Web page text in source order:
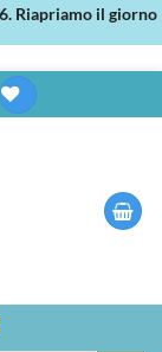
Riapriamo il giorno